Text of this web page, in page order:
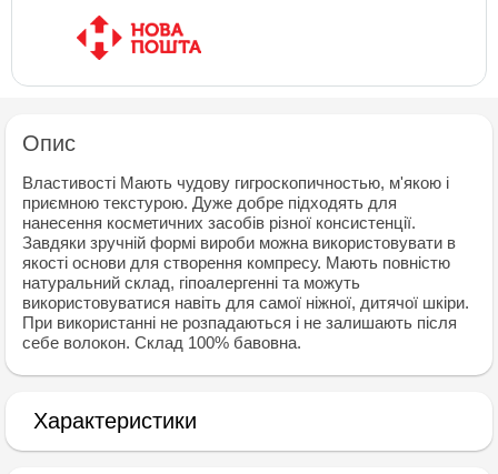
Опис
Властивості Мають чудову гигроскопичностью, м'якою і
приємною текстурою. Дуже добре підходять для
нанесення косметичних засобів різної консистенції.
Завдяки зручній формі вироби можна використовувати в
якості основи для створення компресу. Мають повністю
натуральний склад, гіпоалергенні та можуть
використовуватися навіть для самої ніжної, дитячої шкіри.
При використанні не розпадаються і не залишають після
себе волокон. Склад 100% бавовна.
Характеристики